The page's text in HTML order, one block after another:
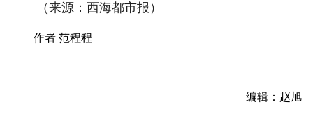
（来源：西海都市报）
作者 范程程
编辑：赵旭